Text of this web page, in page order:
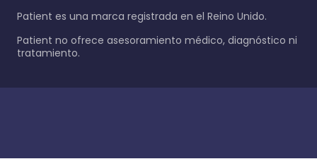
Patient es una marca registrada en el Reino Unido.
Patient no ofrece asesoramiento médico, diagnóstico ni
tratamiento.